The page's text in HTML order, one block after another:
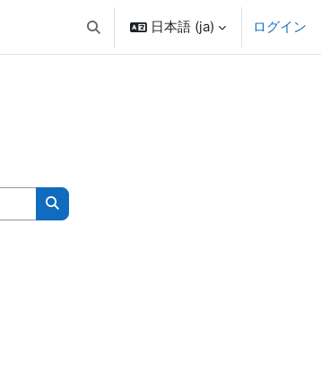
検索入力に切り替える
日本語 ‎(ja)‎ ログイン
コースを検索する